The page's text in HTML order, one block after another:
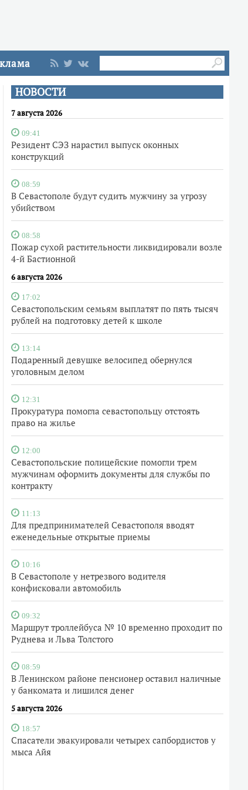
НОВОСТИ
7 августа 2026
09:41
Резидент СЭЗ нарастил выпуск оконных
конструкций
08:59
В Севастополе будут судить мужчину за угрозу
убийством
08:58
Пожар сухой растительности ликвидировали возле
4-й Бастионной
6 августа 2026
17:02
Севастопольским семьям выплатят по пять тысяч
рублей на подготовку детей к школе
13:14
Подаренный девушке велосипед обернулся
уголовным делом
12:31
Прокуратура помогла севастопольцу отстоять
право на жилье
12:00
Севастопольские полицейские помогли трем
мужчинам оформить документы для службы по
контракту
11:13
Для предпринимателей Севастополя вводят
еженедельные открытые приемы
10:16
В Севастополе у нетрезвого водителя
конфисковали автомобиль
09:32
Маршрут троллейбуса № 10 временно проходит по
Руднева и Льва Толстого
08:59
В Ленинском районе пенсионер оставил наличные
у банкомата и лишился денег
5 августа 2026
18:57
Спасатели эвакуировали четырех сапбордистов у
мыса Айя